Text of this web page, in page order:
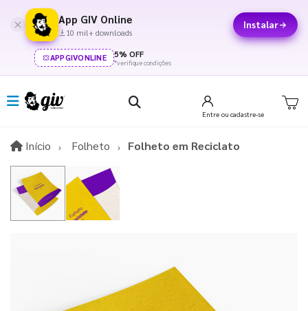
App GIV Online
10 mil+ downloads
Instalar
APPGIVONLINE 5% OFF
*verifique condições
Entre ou cadastre-se
Início InícioFolheto Folheto em Reciclato